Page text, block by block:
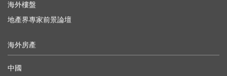
海外樓盤
地產界專家前景論壇
海外房產
中國